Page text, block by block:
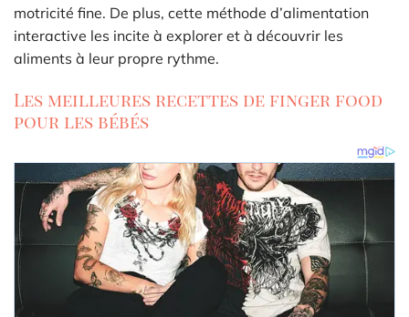
motricité fine. De plus, cette méthode d’alimentation
interactive les incite à explorer et à découvrir les
aliments à leur propre rythme.
Les meilleures recettes de finger food
pour les bébés